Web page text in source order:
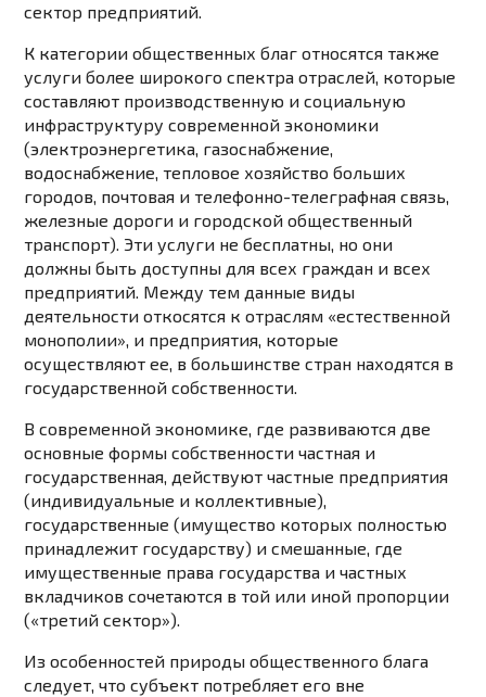
сектор предприятий.
К категории общественных благ относятся также
услуги более широкого спектра отраслей, которые
составляют производственную и социальную
инфраструктуру современной экономики
(электроэнергетика, газоснабжение,
водоснабжение, тепловое хозяйство больших
городов, почтовая и телефонно-телеграфная связь,
железные дороги и городской общественный
транспорт). Эти услуги не бесплатны, но они
должны быть доступны для всех граждан и всех
предприятий. Между тем данные виды
деятельности откосятся к отраслям «естественной
монополии», и предприятия, которые
осуществляют ее, в большинстве стран находятся в
государственной собственности.
В современной экономике, где развиваются две
основные формы собственности частная и
государственная, действуют частные предприятия
(индивидуальные и коллективные),
государственные (имущество которых полностью
принадлежит государству) и смешанные, где
имущественные права государства и частных
вкладчиков сочетаются в той или иной пропорции
(«третий сектор»).
Из особенностей природы общественного блага
следует, что субъект потребляет его вне